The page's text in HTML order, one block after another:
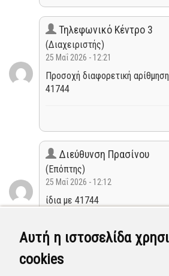
Αυτή η ιστοσελίδα
cookies
Τηλεφωνικό Κέντρο 3
(Διαχειριστής)
25 Μαΐ 2026 - 12:21
Προσοχή διαφορετική
41744
Διεύθυνση Πρασίνου
(Επόπτης)
25 Μαΐ 2026 - 12:12
ίδια με 41744
Διεύθυνση Πρασίνου